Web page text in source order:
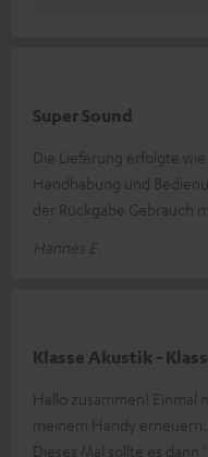
Super Sound
Die Lieferung erfolgte
Handhabung und
der Rückgabe Gebrauch
Hannes E.
Klasse Akustik -
Hallo zusammen! Einmal
meinem Handy
Dieses Mal sollte es dann "